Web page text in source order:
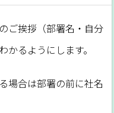
ご挨拶（部署名・自分
るようにします。
場合は部署の前に社名